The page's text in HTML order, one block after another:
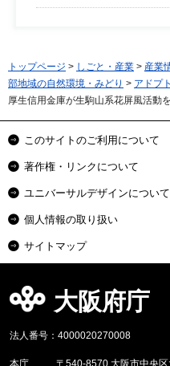
トップページ > しごと・産業 > 産業
部地域の自然環境・みどり > アドプ
厚生信用金庫が生駒山系花屏風活動
このサイトのご利用について
著作権・リンクについて
ユニバーサルデザインについて
個人情報の取り扱い
サイトマップ
大阪府庁
法人番号：4000020270008
本庁 〒540-8570 大阪市中央区